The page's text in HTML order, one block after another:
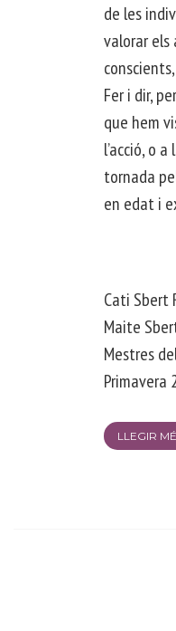
de les
valorar
Fer i dir,
que hem
l’acció, o
tornada
en edat i
Cati Sbert
Maite
Mestres
Primavera
LLEGIR